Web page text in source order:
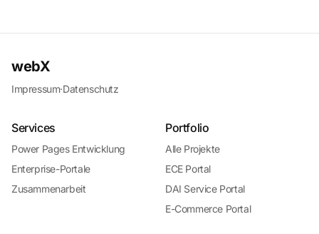
webX
Impressum·Datenschutz
Services
Power Pages Entwicklung
Enterprise-Portale
Zusammenarbeit
Portfolio
Alle Projekte
ECE Portal
DAI Service Portal
E-Commerce Portal